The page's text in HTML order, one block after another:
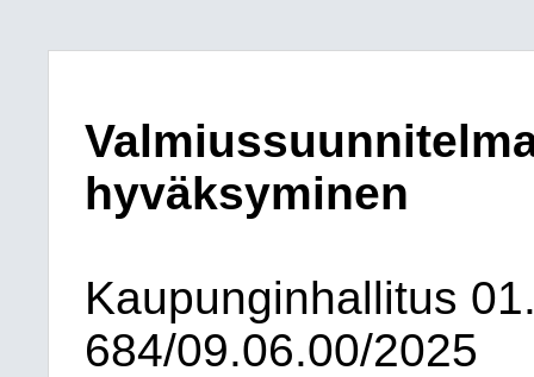
hyväksyminen
Kaupunginhallitus
684/09.06.00/2025